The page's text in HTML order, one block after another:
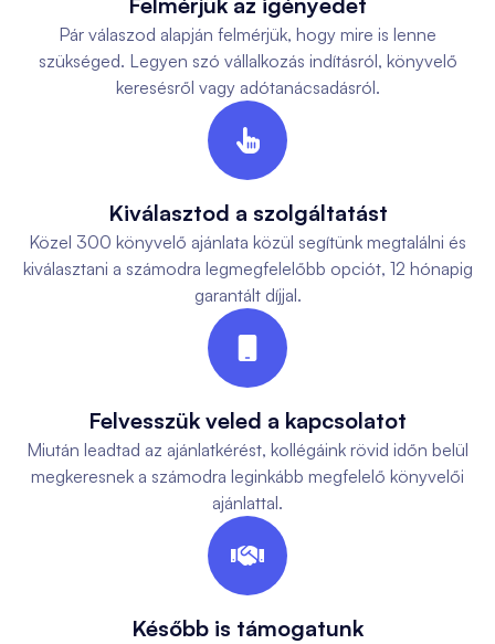
Pár válaszod alapján felmérjük, hogy mire is lenne
szükséged. Legyen szó vállalkozás indításról, könyvelő
keresésről vagy adótanácsadásról.

Kiválasztod a szolgáltatást
Közel 300 könyvelő ajánlata közül segítünk megtalálni és
kiválasztani a számodra legmegfelelőbb opciót, 12 hónapig
garantált díjjal.
Felvesszük veled a kapcsolatot
Miután leadtad az ajánlatkérést, kollégáink rövid időn belül
megkeresnek a számodra leginkább megfelelő könyvelői
ajánlattal.

Később is támogatunk